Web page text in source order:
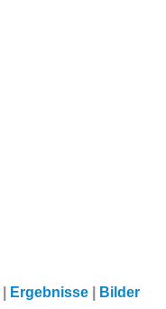
Ergebnisse Bilder